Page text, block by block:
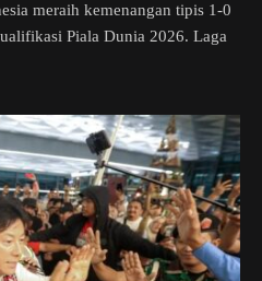
meraih kemenangan tipis 1-0
Piala Dunia 2026. Laga